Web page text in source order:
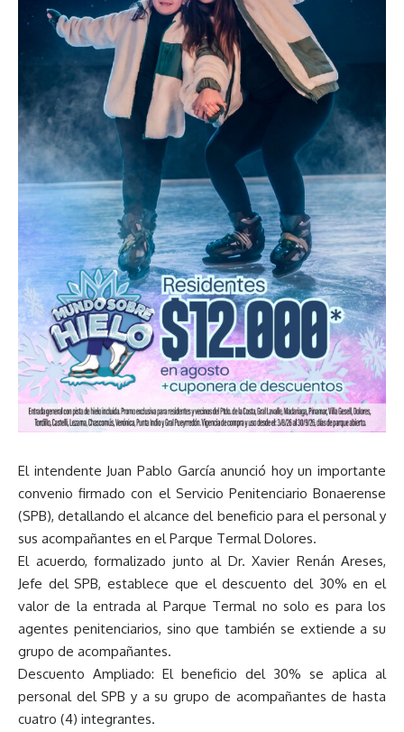
El intendente Juan Pablo García anunció hoy un importante
convenio firmado con el Servicio Penitenciario Bonaerense
(SPB), detallando el alcance del beneficio para el personal y
sus acompañantes en el Parque Termal Dolores.
El acuerdo, formalizado junto al Dr. Xavier Renán Areses,
Jefe del SPB, establece que el descuento del 30% en el
valor de la entrada al Parque Termal no solo es para los
agentes penitenciarios, sino que también se extiende a su
grupo de acompañantes.
Descuento Ampliado: El beneficio del 30% se aplica al
personal del SPB y a su grupo de acompañantes de hasta
cuatro (4) integrantes.